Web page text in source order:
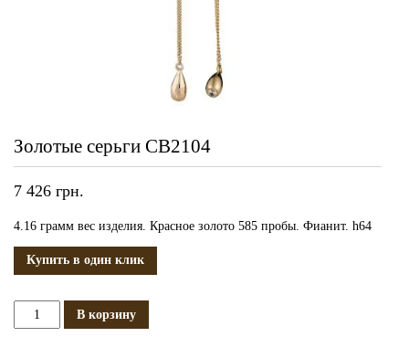
Золотые серьги СВ2104
7 426 грн.
4.16 грамм вес изделия. Красное золото 585 пробы. Фианит. h64
Купить в один клик
КоличествоВ корзину